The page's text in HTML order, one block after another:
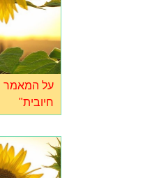
על המאמר
חיובית"